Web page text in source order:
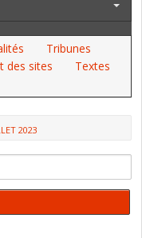
Tribunes
des sites
Textes
2023